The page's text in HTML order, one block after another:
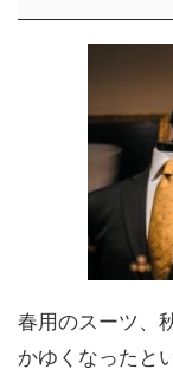
春用のスーツ、
かゆくなったと